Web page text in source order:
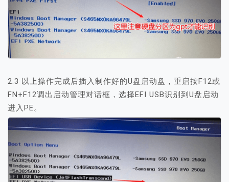
2.3 以上操作完成后插入制作好的U盘启动盘，重启按F12或
FN+F12调出启动管理对话框，选择EFI USB识别到U盘启动
进入PE。